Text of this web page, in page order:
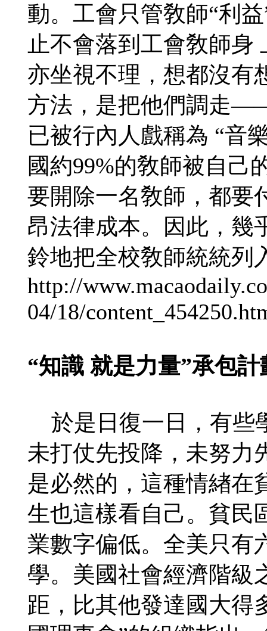
動。工會只管敎師“利
止不會落到工會敎師身
亦坐視不理，想都沒有
方法，是把他們調走
已被行內人戲稱為 “音
國約99%的敎師被自己
要開除一名敎師，都要
昂法律成本。因此，幾
鈴地把全校敎師統統列
http://
04/18/
“知識 就是力量”承包計
於是日復一日，有些
未打仗先投降，未努力
是必然的，這種情緖在
生也這樣看自己。貧民
業數字偏低。全美只有
學。美國社會經濟階級
距，比其他發達國大得